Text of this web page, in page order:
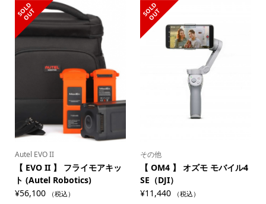
S
O
L
D
O
U
T
Autel EVO II
【 EVO II 】 フライモアキッ
ト (Autel Robotics)
¥56,100 （税込）
S
O
L
D
O
U
T
その他
【 OM4 】 オズモ モバイル4
SE（DJI）
¥11,440 （税込）